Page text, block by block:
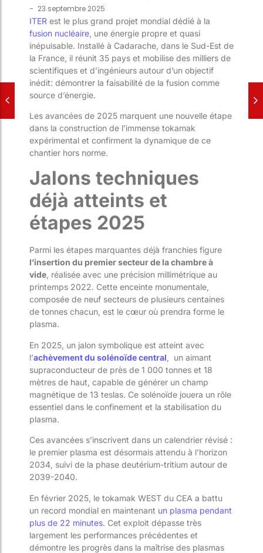
- 23 septembre 2025
ITER est le plus grand projet mondial dédié à la
fusion nucléaire , une énergie propre et quasi
inépuisable. Installé à Cadarache, dans le Sud-Est de
la France, il réunit 35 pays et mobilise des milliers de
scientifiques et d’ingénieurs autour d’un objectif
inédit: démontrer la faisabilité de la fusion comme
source d’énergie.
Les avancées de 2025 marquent une nouvelle étape
dans la construction de l’immense tokamak
expérimental et confirment la dynamique de ce
chantier hors norme.
Jalons techniques
déjà atteints et
étapes 2025
Parmi les étapes marquantes déjà franchies figure
l’insertion du premier secteur de la chambre à
vide, réalisée avec une précision millimétrique au
printemps 2022. Cette enceinte monumentale,
composée de neuf secteurs de plusieurs centaines
de tonnes chacun, est le cœur où prendra forme le
plasma.
En 2025, un jalon symbolique est atteint avec
l’achèvement du solénoïde central , un aimant
supraconducteur de près de 1 000 tonnes et 18
mètres de haut, capable de générer un champ
magnétique de 13 teslas. Ce solénoïde jouera un rôle
essentiel dans le confinement et la stabilisation du
plasma.
Ces avancées s’inscrivent dans un calendrier révisé :
le premier plasma est désormais attendu à l’horizon
2034, suivi de la phase deutérium-tritium autour de
2039-2040.
En février 2025, le tokamak WEST du CEA a battu
un record mondial en maintenant un plasma pendant
plus de 22 minutes. Cet exploit dépasse très
largement les performances précédentes et
démontre les progrès dans la maîtrise des plasmas